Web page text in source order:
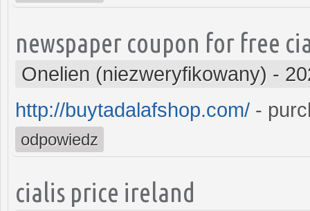
newspaper coupon for free
Onelien (niezweryfikowany) -
http://buytadalafshop.com/ -
odpowiedz
cialis price ireland